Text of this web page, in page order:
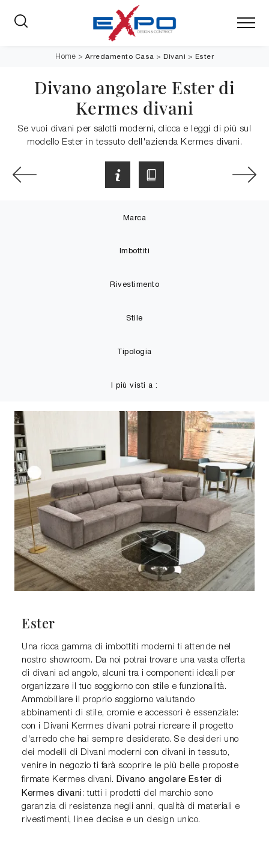
Home > Arredamento Casa > Divani > Ester
Divano angolare Ester di
Kermes divani
Se vuoi divani per salotti moderni, clicca e leggi di più sul
modello Ester in tessuto dell'azienda Kermes divani.
Marca
Imbottiti
Rivestimento
Stile
Tipologia
I più visti a :
Ester
Una ricca gamma di imbottiti moderni ti attende nel
nostro showroom. Da noi potrai trovare una vasta offerta
di divani ad angolo, alcuni tra i componenti ideali per
organizzare il tuo soggiorno con stile e funzionalità.
Ammobiliare il proprio soggiorno valutando
abbinamenti di stile, cromie e accessori è essenziale:
con i Divani Kermes divani potrai ricreare il progetto
d'arredo che hai sempre desiderato. Se desideri uno
dei modelli di Divani moderni con divani in tessuto,
venire in negozio ti farà scoprire le più belle proposte
firmate Kermes divani. Divano angolare Ester di
Kermes divani : tutti i prodotti del marchio sono
garanzia di resistenza negli anni, qualità di materiali e
rivestimenti, linee decise e un design unico.